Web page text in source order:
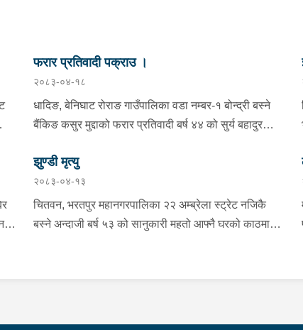
फरार प्रतिवादी पक्राउ ।
२०८३-०४-१८
धादिङ, बेनिघाट रोराङ गाउँपालिका वडा नम्बर-१ बोन्द्री बस्ने
बैंकिङ कसुर मुद्दाको फरार प्रतिवादी बर्ष ४४ को सुर्य बहादुर
झुण्डी मृत्यु
२०८३-०४-१३
चितवन, भरतपुर महानगरपालिका २२ अम्ब्रेला स्ट्रेट नजिकै
बस्ने अन्दाजी बर्ष ५३ को सानुकारी महतो आफ्नै घरको काठमा